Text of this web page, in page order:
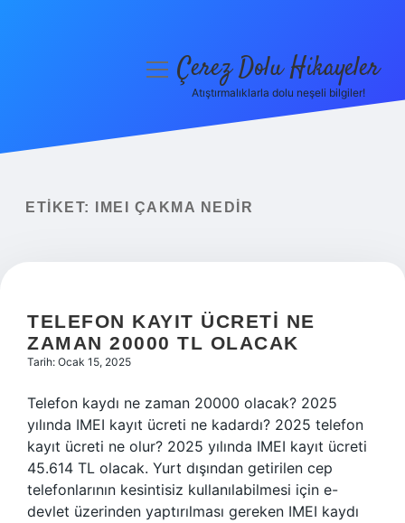
Yasal Uyarı
menüyüÇerez Dolu Hikayeler
Atıştırmalıklarla dolu neşeli bilgiler!
ETIKET: IMEI ÇAKMA NEDIR
TELEFON KAYIT ÜCRETI NE
ZAMAN 20000 TL OLACAK
Tarih: Ocak 15, 2025
Telefon kaydı ne zaman 20000 olacak? 2025
yılında IMEI kayıt ücreti ne kadardı? 2025 telefon
kayıt ücreti ne olur? 2025 yılında IMEI kayıt ücreti
45.614 TL olacak. Yurt dışından getirilen cep
telefonlarının kesintisiz kullanılabilmesi için e-
devlet üzerinden yaptırılması gereken IMEI kaydı